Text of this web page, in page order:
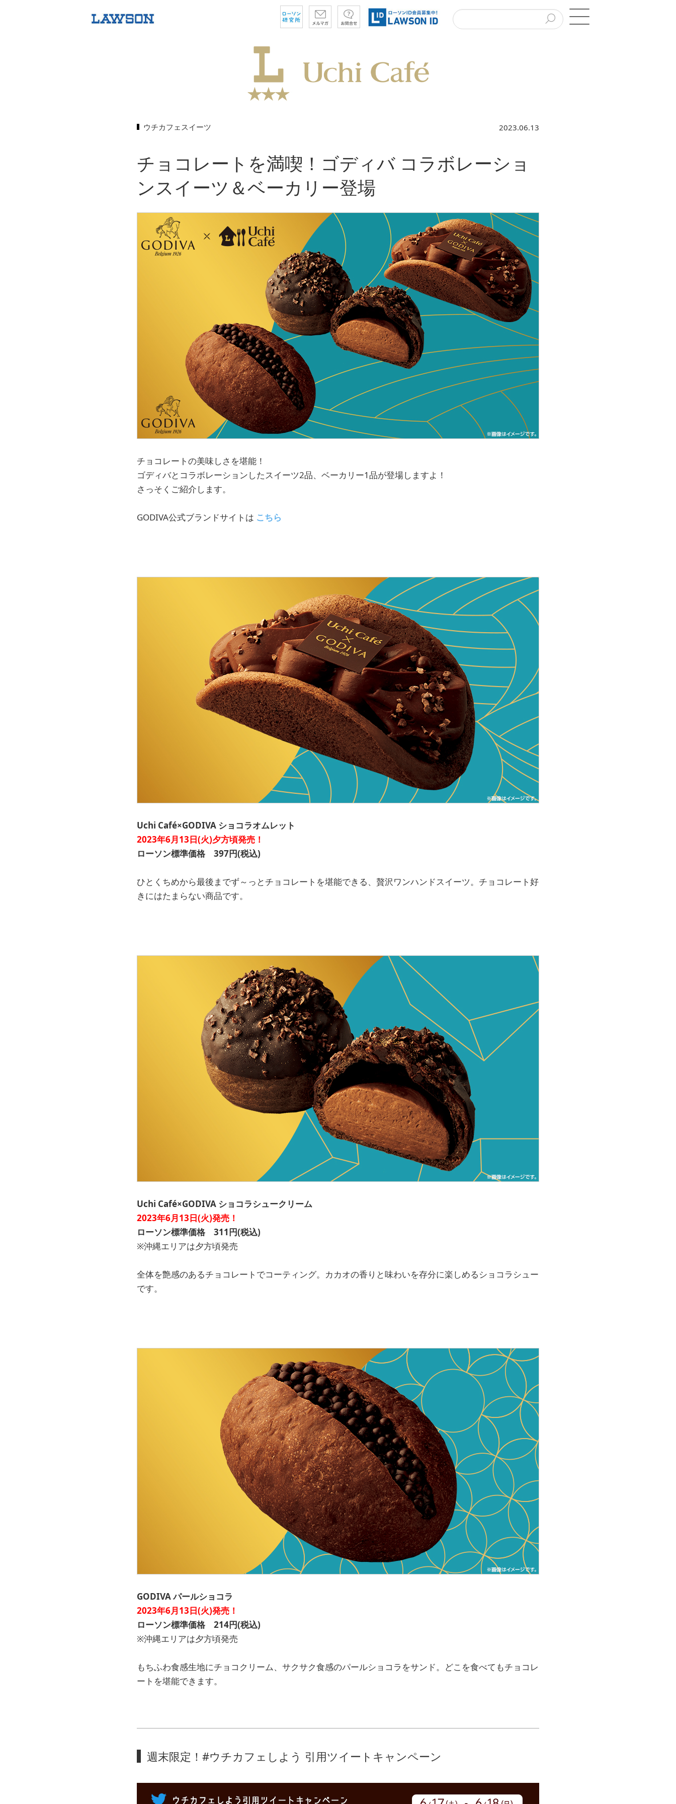
ウチカフェスイーツ 2023.06.13
チョコレートを満喫！ゴディバ コラボレーショ
ンスイーツ＆ベーカリー登場
チョコレートの美味しさを堪能！
ゴディバとコラボレーションしたスイーツ2品、ベーカリー1品が登場しますよ！
さっそくご紹介します。
GODIVA公式ブランドサイトは こちら
Uchi Café×GODIVA ショコラオムレット
2023年6月13日(火)夕方頃発売！
ローソン標準価格 397円(税込)
ひとくちめから最後までず～っとチョコレートを堪能できる、贅沢ワンハンドスイーツ。チョコレート好
きにはたまらない商品です。
Uchi Café×GODIVA ショコラシュークリーム
2023年6月13日(火)発売！
ローソン標準価格 311円(税込)
※沖縄エリアは夕方頃発売
全体を艶感のあるチョコレートでコーティング。カカオの香りと味わいを存分に楽しめるショコラシュー
です。
GODIVA パールショコラ
2023年6月13日(火)発売！
ローソン標準価格 214円(税込)
※沖縄エリアは夕方頃発売
もちふわ食感生地にチョコクリーム、サクサク食感のパールショコラをサンド。どこを食べてもチョコレ
ートを堪能できます。
週末限定！#ウチカフェしよう 引用ツイートキャンペーン